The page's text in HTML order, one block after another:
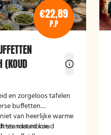
€22,89
P.P
(KOUD
en zorgeloos tafelen
buffetten
van heerlijke warme
met mooie
standaard koud